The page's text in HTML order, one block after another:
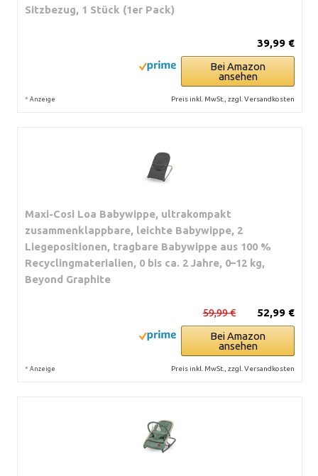
Sitzbezug, 1 Stück (1er Pack)
39,99 €
Bei Amazon
ansehen
* Anzeige Preis inkl. MwSt., zzgl. Versandkosten
Maxi-Cosi Loa Babywippe, ultrakompakt
zusammenklappbare, leichte Babywippe, 2
Liegepositionen, tragbare Babywippe aus 100 %
Recyclingmaterialien, 0 bis ca. 2 Jahre, 0–12 kg,
Beyond Graphite
52,99 €
59,99 €
Bei Amazon
ansehen
* Anzeige Preis inkl. MwSt., zzgl. Versandkosten